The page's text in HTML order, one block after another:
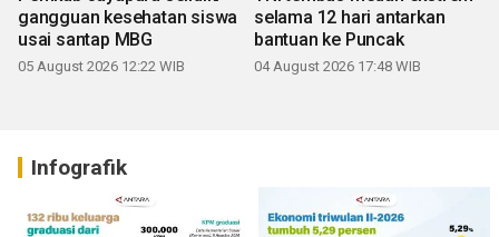
gangguan kesehatan siswa
usai santap MBG
05 August 2026 12:22 WIB
selama 12 hari antarkan
bantuan ke Puncak
04 August 2026 17:48 WIB
Infografik